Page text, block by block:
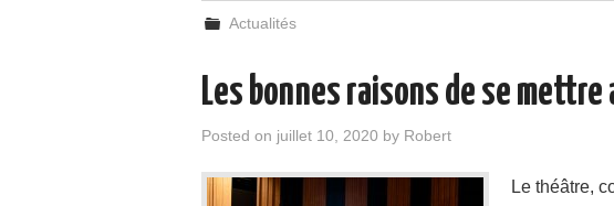
Actualités
Les bonnes raisons de se
Posted on juillet 10, 2020 by Robert
Le théâtre,